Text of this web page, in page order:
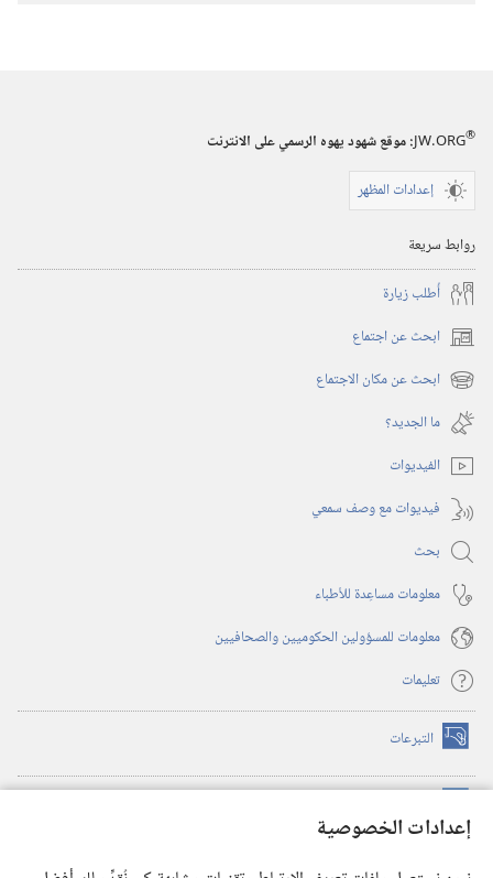
إعدادات الخصوصية
JW.ORG®
:‏ موقع شهود يهوه الرسمي على الانترنت
إعدادات المظهر
روابط سريعة
أُطلب زيارة
ابحث عن اجتماع (يفتح
نافذة
جديدة)
ابحث عن مكان الاجتماع (يفتح
نافذة
جديدة)
ما الجديد؟‏
الفيديوات
فيديوات مع وصف سمعي
بحث
معلومات مساعِدة للأطباء
معلومات للمسؤولين الحكوميين والصحافيين
تعليمات
التبرعات (يفتح
نافذة
(يفتح
نافذة
(يفتح